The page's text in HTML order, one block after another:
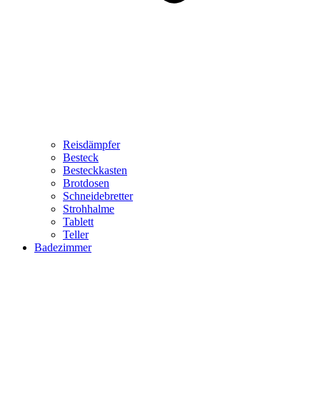
Reisdämpfer
Besteck
Besteckkasten
Brotdosen
Schneidebretter
Strohhalme
Tablett
Teller
Badezimmer